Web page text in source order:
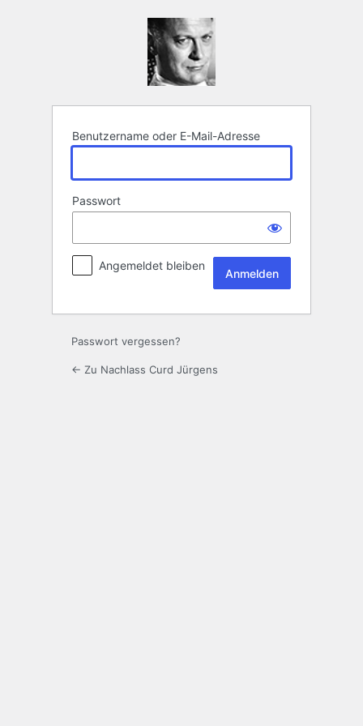
Benutzername oder E-Mail-Adresse
Passwort
Angemeldet bleiben
Passwort vergessen?
← Zu Nachlass Curd Jürgens